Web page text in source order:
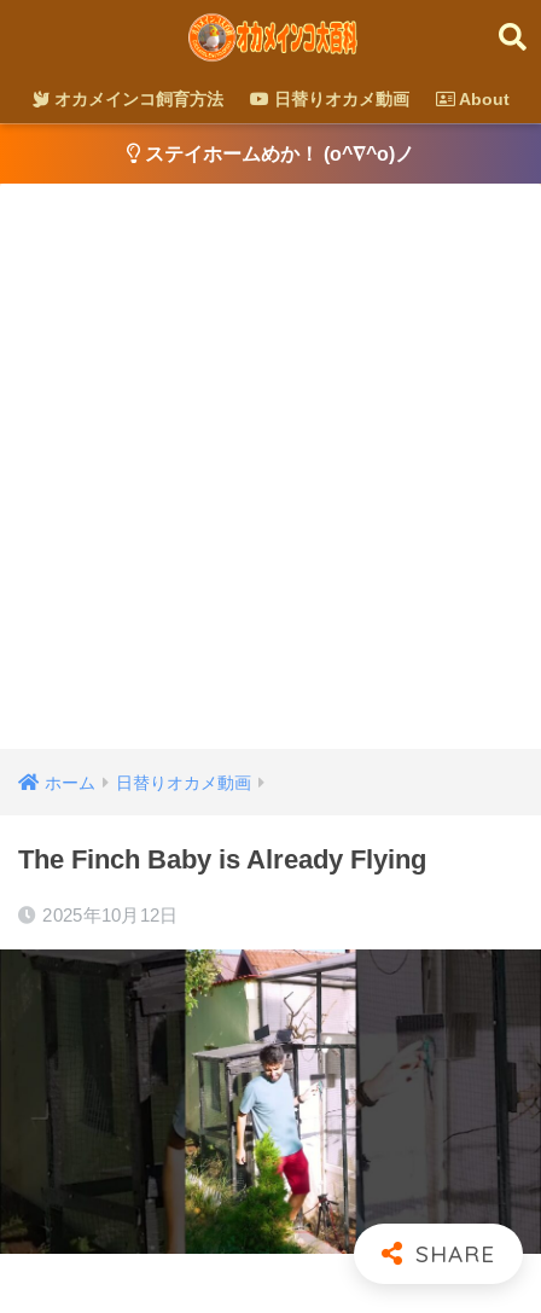
オカメインコ飼育方法 日替りオカメ動画 About
ステイホームめか！ (o^∇^o)ノ
ホーム 日替りオカメ動画
The Finch Baby is Already Flying
2025年10月12日